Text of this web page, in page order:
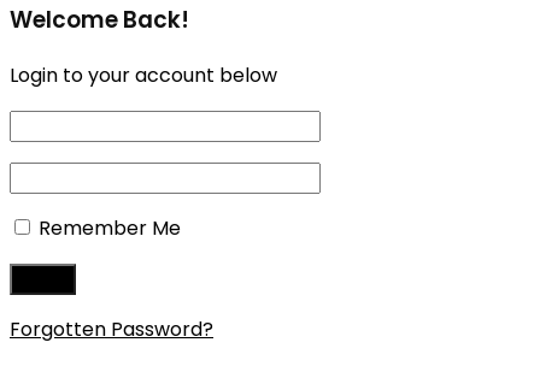
Welcome Back!
Login to your account below
Remember Me
Forgotten Password?